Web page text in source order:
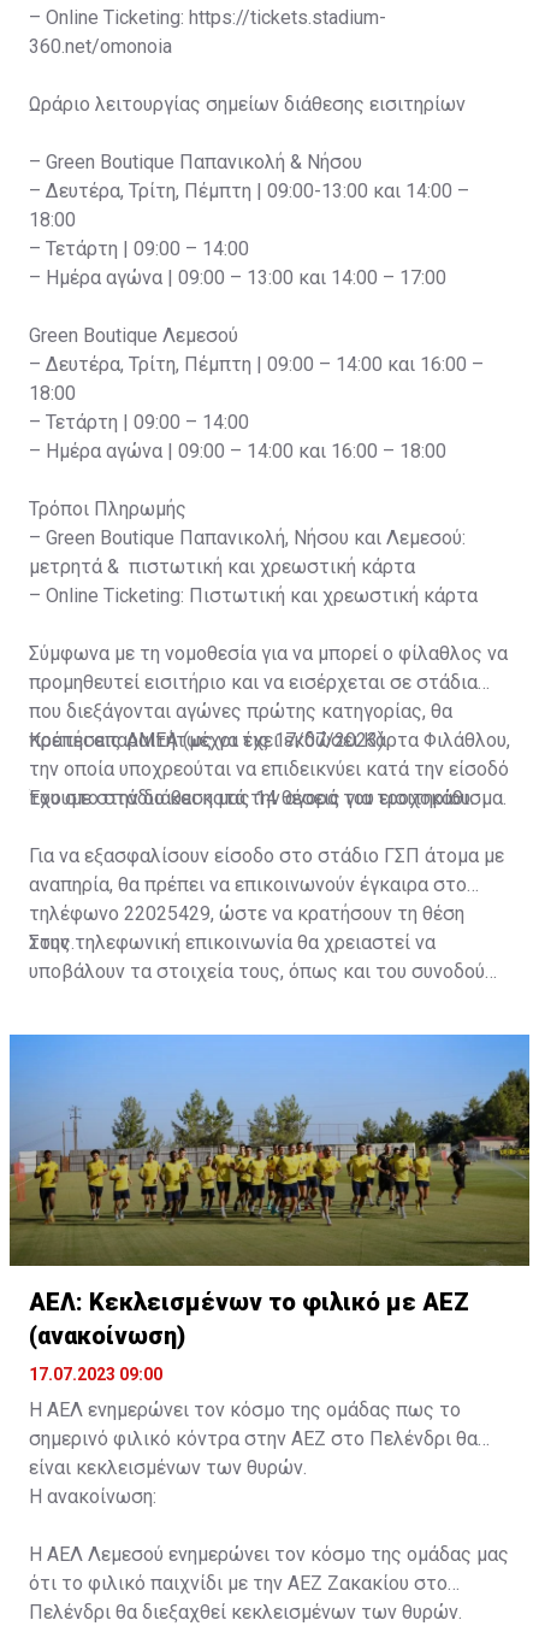
– Online Ticketing: https://tickets.stadium-
360.net/omonoia
Ωράριο λειτουργίας σημείων διάθεσης εισιτηρίων
– Green Boutique Παπανικολή & Νήσου
– Δευτέρα, Τρίτη, Πέμπτη | 09:00-13:00 και 14:00 –
18:00
– Τετάρτη | 09:00 – 14:00
– Ημέρα αγώνα | 09:00 – 13:00 και 14:00 – 17:00
Green Boutique Λεμεσού
– Δευτέρα, Τρίτη, Πέμπτη | 09:00 – 14:00 και 16:00 –
18:00
– Τετάρτη | 09:00 – 14:00
– Ημέρα αγώνα | 09:00 – 14:00 και 16:00 – 18:00
Τρόποι Πληρωμής
– Green Boutique Παπανικολή, Νήσου και Λεμεσού:
μετρητά & πιστωτική και χρεωστική κάρτα
– Online Ticketing: Πιστωτική και χρεωστική κάρτα
Σύμφωνα με τη νομοθεσία για να μπορεί ο φίλαθλος να
προμηθευτεί εισιτήριο και να εισέρχεται σε στάδια
που διεξάγονται αγώνες πρώτης κατηγορίας, θα
πρέπει απαραιτήτως να έχει εκδώσει Κάρτα Φιλάθλου,
την οποία υποχρεούται να επιδεικνύει κατά την είσοδό
του στο στάδιο και κατά την αγορά του εισιτηρίου.
Κρατήσεις ΑΜΕΑ (μέχρι τις 17/07/2023)
Έχουμε στην διάθεση μας 14 θέσεις για τροχοκάθισμα.
Για να εξασφαλίσουν είσοδο στο στάδιο ΓΣΠ άτομα με
αναπηρία, θα πρέπει να επικοινωνούν έγκαιρα στο
τηλέφωνο 22025429, ώστε να κρατήσουν τη θέση
τους.
Στην τηλεφωνική επικοινωνία θα χρειαστεί να
υποβάλουν τα στοιχεία τους, όπως και του συνοδού
ονοματεπώνυμο, αριθμός πινακίδας αυτοκινήτου,
ΑΕΛ: Κεκλεισμένων το φιλικό με ΑΕΖ
(ανακοίνωση)
17.07.2023 09:00
Η ΑΕΛ ενημερώνει τον κόσμο της ομάδας πως το
σημερινό φιλικό κόντρα στην ΑΕΖ στο Πελένδρι θα
είναι κεκλεισμένων των θυρών.
Η ανακοίνωση:
Η ΑΕΛ Λεμεσού ενημερώνει τον κόσμο της ομάδας μας
ότι το φιλικό παιχνίδι με την ΑΕΖ Ζακακίου στο
Πελένδρι θα διεξαχθεί κεκλεισμένων των θυρών.